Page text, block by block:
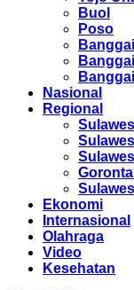
Buol
Poso
Banggai
Nasional
Regional
Ekonomi
Internasional
Olahraga
Video
Kesehatan